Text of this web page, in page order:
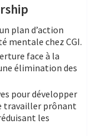
plan d’action
mentale chez CGI.
face à la
élimination des
pour développer
travailler prônant
les